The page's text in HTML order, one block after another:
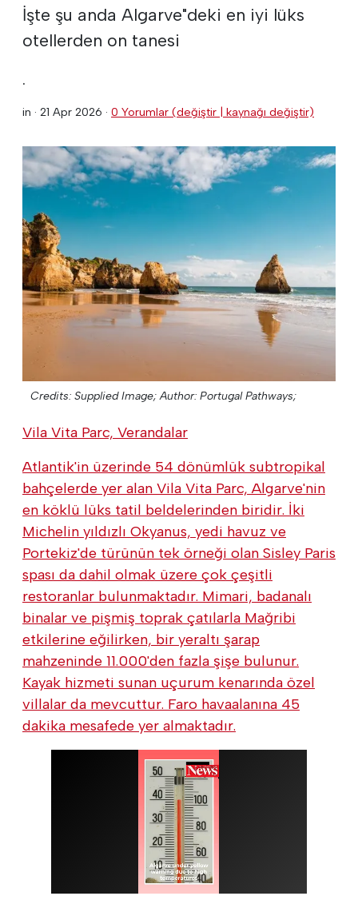
İşte şu anda Algarve"deki en iyi lüks
otellerden on tanesi
.
in · 21 Apr 2026 · 0 Yorumlar (değiştir | kaynağı değiştir)
Credits: Supplied Image; Author: Portugal Pathways;
Vila Vita Parc, Verandalar
Atlantik'in üzerinde 54 dönümlük subtropikal
bahçelerde yer alan Vila Vita Parc, Algarve'nin
en köklü lüks tatil beldelerinden biridir. İki
Michelin yıldızlı Okyanus, yedi havuz ve
Portekiz'de türünün tek örneği olan Sisley Paris
spası da dahil olmak üzere çok çeşitli
restoranlar bulunmaktadır. Mimari, badanalı
binalar ve pişmiş toprak çatılarla Mağribi
etkilerine eğilirken, bir yeraltı şarap
mahzeninde 11.000'den fazla şişe bulunur.
Kayak hizmeti sunan uçurum kenarında özel
villalar da mevcuttur. Faro havaalanına 45
dakika mesafede yer almaktadır.